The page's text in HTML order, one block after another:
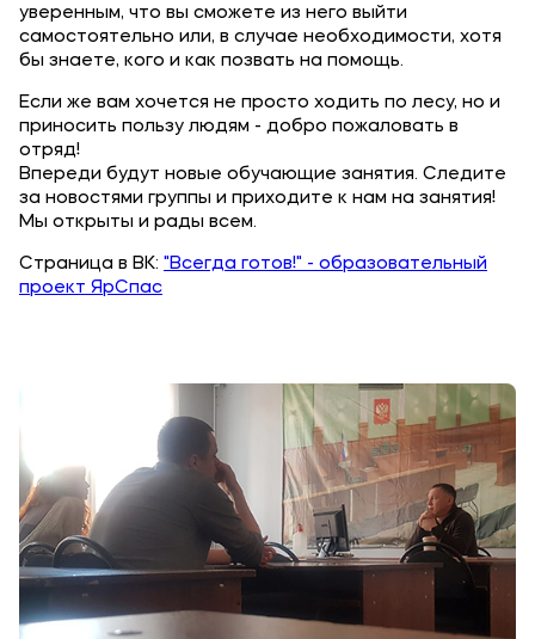
Об образовательной организации
Банковские реквизиты
Мы в соцсетях
Подобрать программу
уверенным, что вы сможете из него выйти
самостоятельно или, в случае необходимости, хотя
бы знаете, кого и как позвать на помощь.
Если же вам хочется не просто ходить по лесу, но и
приносить пользу людям - добро пожаловать в
отряд!
Впереди будут новые обучающие занятия. Следите
за новостями группы и приходите к нам на занятия!
Мы открыты и рады всем.
Страница в ВК: "Всегда готов!" - образовательный
проект ЯрСпас